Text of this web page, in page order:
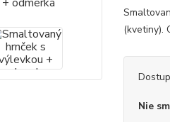
(kvetiny).
Nie